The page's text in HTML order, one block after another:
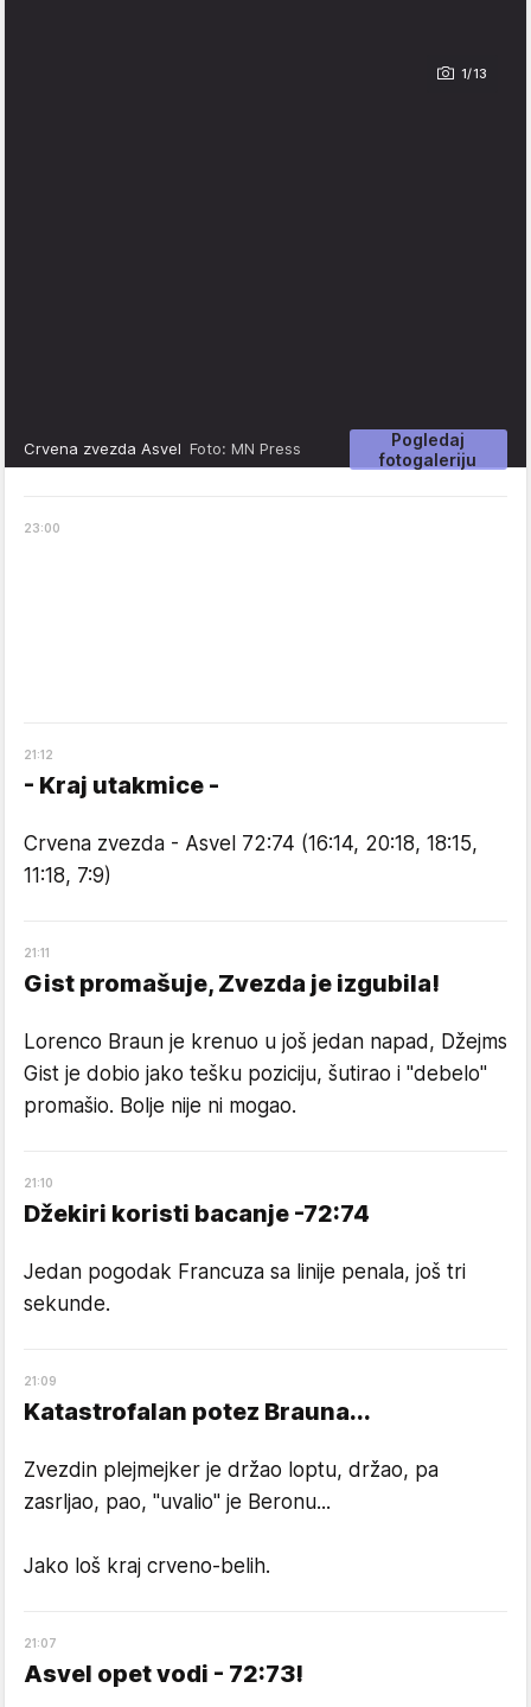
1/13
Pogledaj
fotogaleriju
Crvena zvezda Asvel Foto: MN Press
23:00
21:12
- Kraj utakmice -
Crvena zvezda - Asvel 72:74 (16:14, 20:18, 18:15,
11:18, 7:9)
21:11
Gist promašuje, Zvezda je izgubila!
Lorenco Braun je krenuo u još jedan napad, Džejms
Gist je dobio jako tešku poziciju, šutirao i "debelo"
promašio. Bolje nije ni mogao.
21:10
Džekiri koristi bacanje -72:74
Jedan pogodak Francuza sa linije penala, još tri
sekunde.
21:09
Katastrofalan potez Brauna...
Zvezdin plejmejker je držao loptu, držao, pa
zasrljao, pao, "uvalio" je Beronu...
Jako loš kraj crveno-belih.
21:07
Asvel opet vodi - 72:73!